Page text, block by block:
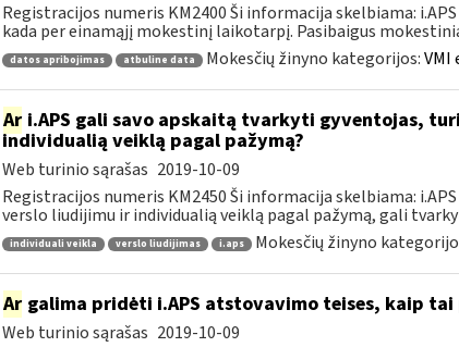
Registracijos numeris KM2400 Ši informacija skelbiama:
kada per einamąjį mokestinį laikotarpį. Pasibaigus
datos apribojimas atbuline data Mokesčių žinyno kategorijos:VMI
Ari.APS gali savo apskaitą tvarkyti gyventojas,
individualią veiklą pagal pažymą?
Web turinio sąrašas 2019-10-09
Registracijos numeris KM2450 Ši informacija skelbiama:
verslo liudijimu ir individualią veiklą pagal pažymą, gali
individuali veikla verslo liudijimas i.aps Mokesčių žinyno
Argalima pridėti i.APS atstovavimo teises, kaip
Web turinio sąrašas 2019-10-09